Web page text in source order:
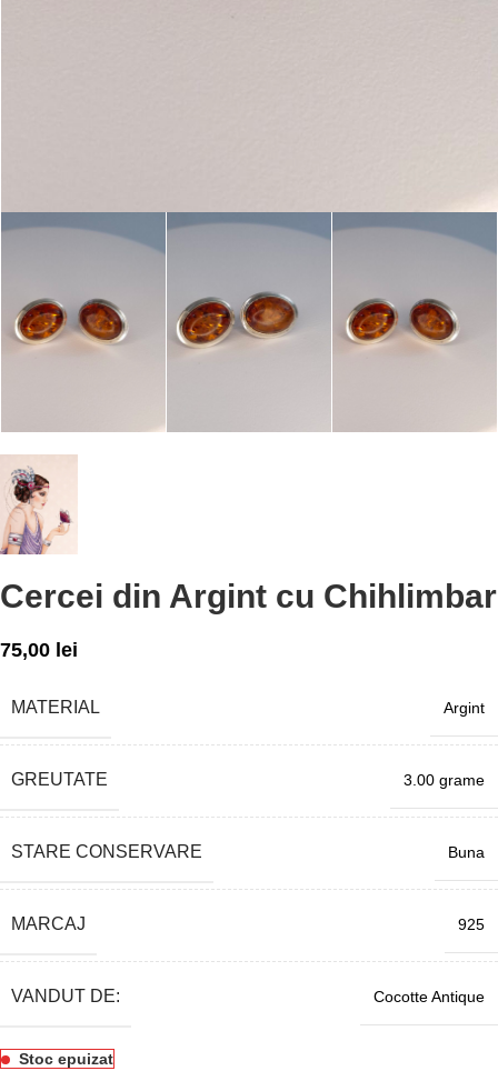
Cercei din Argint cu Chihlimbar
75,00 lei
MATERIAL Argint
GREUTATE 3.00 grame
STARE CONSERVARE Buna
MARCAJ 925
VANDUT DE: Cocotte Antique
Stoc epuizat